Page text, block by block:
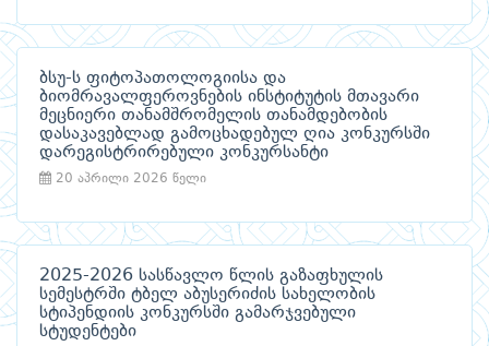
ბსუ-ს ფიტოპათოლოგიისა და
ბიომრავალფეროვნების ინსტიტუტის მთავარი
მეცნიერი თანამშრომელის თანამდებობის
დასაკავებლად გამოცხადებულ ღია კონკურსში
დარეგისტრირებული კონკურსანტი
20 აპრილი 2026 წელი
2025-2026 სასწავლო წლის გაზაფხულის
სემესტრში ტბელ აბუსერიძის სახელობის
სტიპენდიის კონკურსში გამარჯვებული
სტუდენტები